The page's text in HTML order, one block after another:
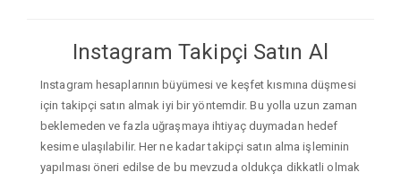
Instagram Takipçi Satın Al
Instagram hesaplarının büyümesi ve keşfet kısmına düşmesi
için takipçi satın almak iyi bir yöntemdir. Bu yolla uzun zaman
beklemeden ve fazla uğraşmaya ihtiyaç duymadan hedef
kesime ulaşılabilir. Her ne kadar takipçi satın alma işleminin
yapılması öneri edilse de bu mevzuda oldukça dikkatli olmak